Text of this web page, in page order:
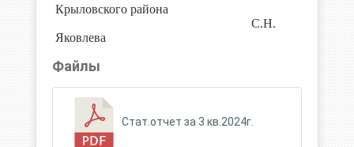
Крыловского района
С.Н.
Яковлева
Файлы
Стат.отчет за 3 кв.2024г.